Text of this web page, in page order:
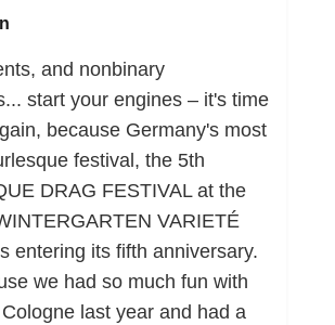
and nonbinary
start your engines – it's time
because Germany's most
festival, the 5th
DRAG FESTIVAL at the
VARIETÉ
entering its fifth anniversary.
we had so much fun with
last year and had a